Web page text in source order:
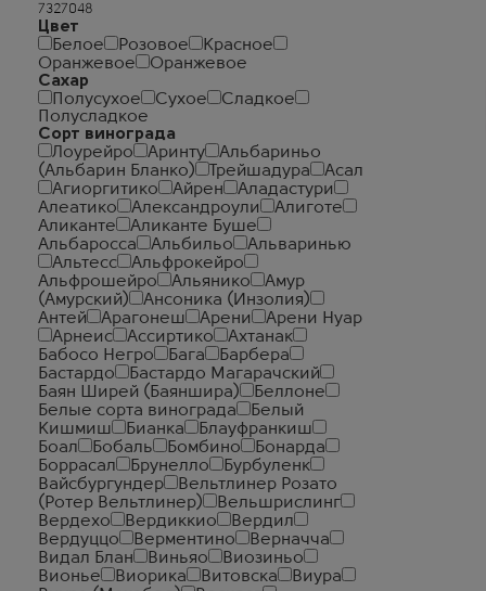
Цвет
Белое
Розовое
Красное
Оранжевое
Оранжевое
Сахар
Полусухое
Сухое
Сладкое
Полусладкое
Сорт винограда
Лоурейро
Аринту
Альбариньо
(Альбарин Бланко)
Трейшадура
Асал
Агиоргитико
Айрен
Аладастури
Алеатико
Александроули
Алиготе
Аликанте
Аликанте Буше
Альбаросса
Альбильо
Альваринью
Альтесс
Альфрокейро
Альфрошейро
Альянико
Амур
(Амурский)
Ансоника (Инзолия)
Антей
Арагонеш Арени
Арени Нуар
Арнеис
Ассиртико
Ахтанак
Бабосо Негро
Бага
Барбера
Бастардо
Бастардо Магарачский
Баян Ширей (Баяншира)
Беллоне
Белые сорта винограда
Белый
Кишмиш
Бианка
Блауфранкиш
Боал
Бобаль Бомбино
Бонарда
Боррасал
Брунелло
Бурбуленк
Вайсбургундер
Вельтлинер Розато
(Ротер Вельтлинер)
Вельшрислинг
Вердехо
Вердиккио
Вердил
Вердуццо
Верментино
Верначча
Видал Блан
Виньяо
Виозиньо
Вионье
Виорика Витовска
Виура